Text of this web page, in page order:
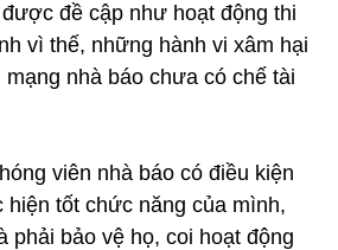
đề cập như hoạt động thi
vì thế, những hành vi xâm hại
nhà báo chưa có chế tài
viên nhà báo có điều kiện
hiện tốt chức năng của mình,
phải bảo vệ họ, coi hoạt động